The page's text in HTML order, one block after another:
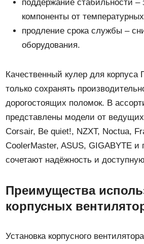
поддержание стабильности
компоненты от
продление срока службы –
оборудования.
Качественный кулер для корпуса
только сохранять
дорогостоящих поломок. В
представлены модели от
Corsair, Be quiet!, NZXT, Noctua,
CoolerMaster, ASUS, GIGABYTE и
сочетают надёжность и
Преимущества
корпусных
Установка корпусного